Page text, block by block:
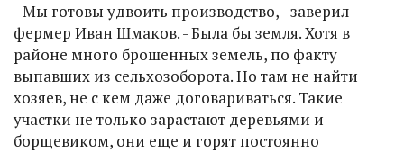
- Мы готовы удвоить производство, - заверил
фермер Иван Шмаков. - Была бы земля. Хотя в
районе много брошенных земель, по факту
выпавших из сельхозоборота. Но там не найти
хозяев, не с кем даже договариваться. Такие
участки не только зарастают деревьями и
борщевиком, они еще и горят постоянно